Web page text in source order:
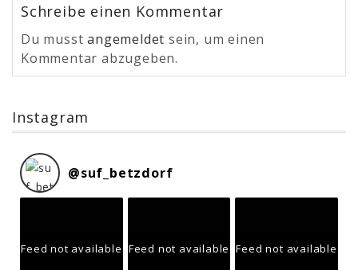
Schreibe einen Kommentar
Du musstangemeldet sein, um einen
Kommentar abzugeben.
Instagram
@suf_betzdorf
Feed not available Feed not available Feed not available